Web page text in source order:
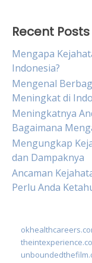
Recent Posts
Mengapa
Indonesia?
Mengenal
Meningkat di
Meningkatnya
Bagaimana
Mengungkap
dan Dampaknya
Ancaman
Perlu Anda